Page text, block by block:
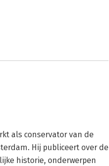
als conservator van de
Hij publiceert over de
historie, onderwerpen